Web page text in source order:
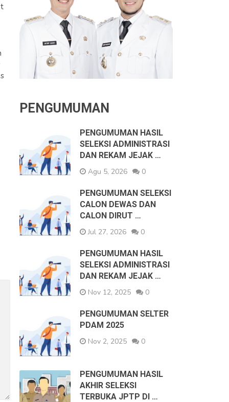
PENGUMUMAN
PENGUMUMAN HASIL
SELEKSI ADMINISTRASI
DAN REKAM JEJAK …
Agu 5, 2026
0
PENGUMUMAN SELEKSI
CALON DEWAS DAN
CALON DIRUT …
Jul 27, 2026
0
PENGUMUMAN HASIL
SELEKSI ADMINISTRASI
DAN REKAM JEJAK …
Nov 12, 2025
0
PENGUMUMAN SELTER
PDAM 2025
Nov 2, 2025
0
PENGUMUMAN HASIL
AKHIR SELEKSI
TERBUKA JPTP DI …